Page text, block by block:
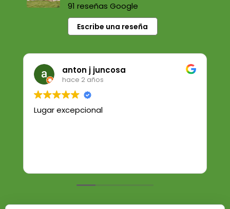
91 reseñas Google
Escribe una reseña
anton j juncosa
hace 2 años
Lugar excepcional